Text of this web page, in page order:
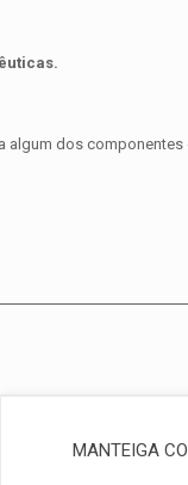
dos componentes
MANTEIGA